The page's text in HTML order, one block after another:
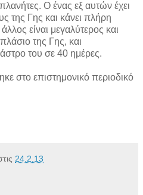
Ο ένας εξ αυτών έχει
της Γης και κάνει πλήρη
είναι μεγαλύτερος και
της Γης, και
του σε 40 ημέρες.
στο επιστημονικό περιοδικό
24.2.13